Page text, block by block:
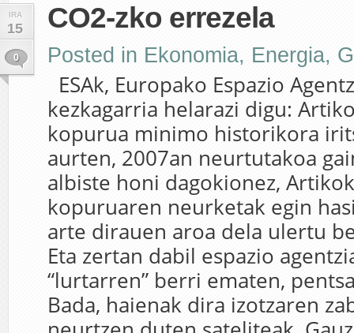
IRA
15
0
CO2-zko errezela
Posted in Ekonomia, Energia,
ESAk, Europako Espazio
kezkagarria helarazi digu:
kopurua minimo historikora
aurten, 2007an neurtutakoa
albiste honi dagokionez,
kopuruaren neurketak egin
arte dirauen aroa dela ulertu
Eta zertan dabil espazio
“lurtarren” berri ematen,
Bada, haienak dira izotzaren